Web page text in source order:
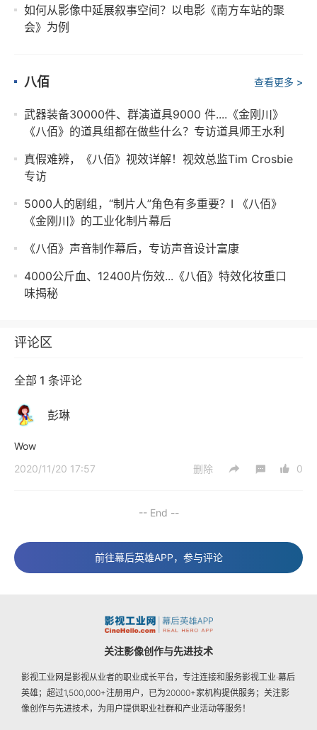
如何从影像中延展叙事空间？以电影《南方车站的聚
会》为例
八佰 查看更多 >
武器装备30000件、群演道具9000 件....《金刚川》
《八佰》的道具组都在做些什么？专访道具师王水利
真假难辨，《八佰》视效详解！视效总监Tim Crosbie
专访
5000人的剧组，“制片人”角色有多重要？I 《八佰》
《金刚川》的工业化制片幕后
《八佰》声音制作幕后，专访声音设计富康
4000公斤血、12400片伤效...《八佰》特效化妆重口
味揭秘
评论区
全部 1 条评论
彭琳
Wow
2020/11/20 17:57
删除 0
-- End --
前往幕后英雄APP，参与评论
关注影像创作与先进技术
影视工业网是影视从业者的职业成长平台，专注连接和服务影视工业·幕后
英雄；超过1,500,000+注册用户，已为20000+家机构提供服务；关注影
像创作与先进技术，为用户提供职业社群和产业活动等服务！